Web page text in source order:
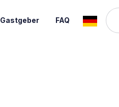
Gastgeber FAQ